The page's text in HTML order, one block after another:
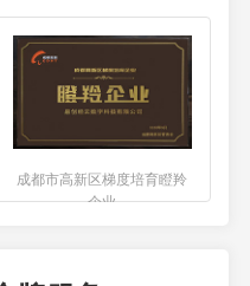
成都市高新区梯度培育瞪羚
企业